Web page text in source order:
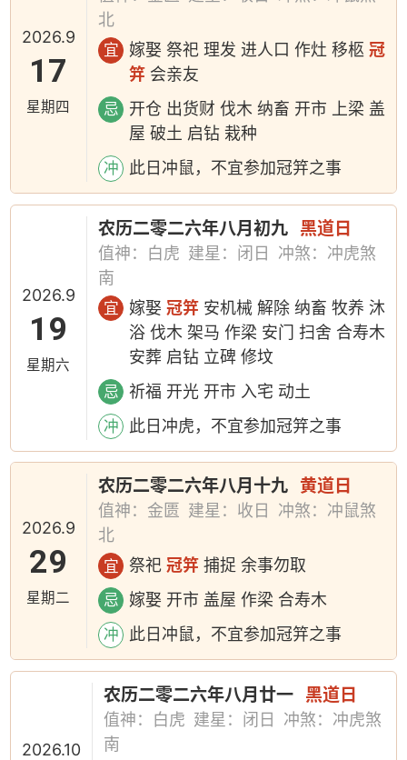
2026.9
17
星期四
北
宜 嫁娶 祭祀 理发 进人口 作灶 移柩冠
笄 会亲友
忌
开仓 出货财 伐木 纳畜 开市 上梁 盖
屋 破土 启钻 栽种
冲 此日冲鼠，不宜参加冠笄之事
2026.9
19
星期六
农历二零二六年八月初九 黑道日
值神：白虎 建星：闭日
冲煞：冲虎煞
南
宜 嫁娶冠笄 安机械 解除 纳畜 牧养 沐
浴 伐木 架马 作梁 安门 扫舍 合寿木
安葬 启钻 立碑 修坟
忌 祈福 开光 开市 入宅 动土
冲 此日冲虎，不宜参加冠笄之事
2026.9
29
星期二
农历二零二六年八月十九 黄道日
值神：金匮 建星：收日
冲煞：冲鼠煞
北
宜 祭祀冠笄 捕捉 余事勿取
忌 嫁娶 开市 盖屋 作梁 合寿木
冲 此日冲鼠，不宜参加冠笄之事
2026.10
农历二零二六年八月廿一 黑道日
值神：白虎 建星：闭日
冲煞：冲虎煞
南